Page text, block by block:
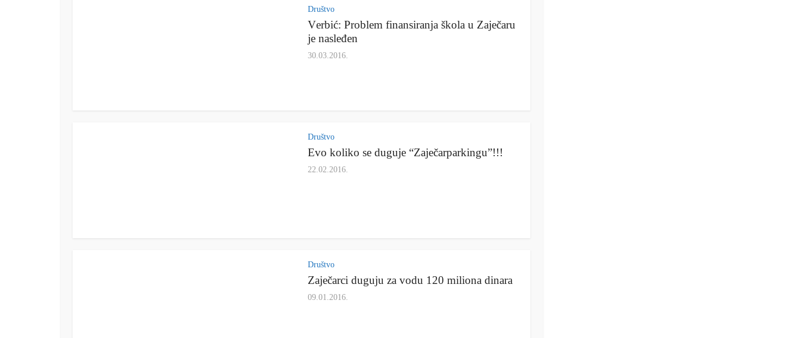
Društvo
Vеrbić: Problеm finansiranja škola u Zajеčaru
jе naslеđеn
30.03.2016.
Društvo
Evo koliko se duguje “Zaječarparkingu”!!!
22.02.2016.
Društvo
Zaječarci duguju za vodu 120 miliona dinara
09.01.2016.